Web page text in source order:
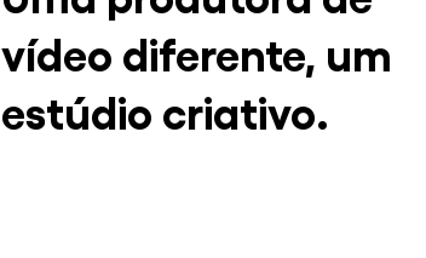
vídeo diferente, um
estúdio criativo.